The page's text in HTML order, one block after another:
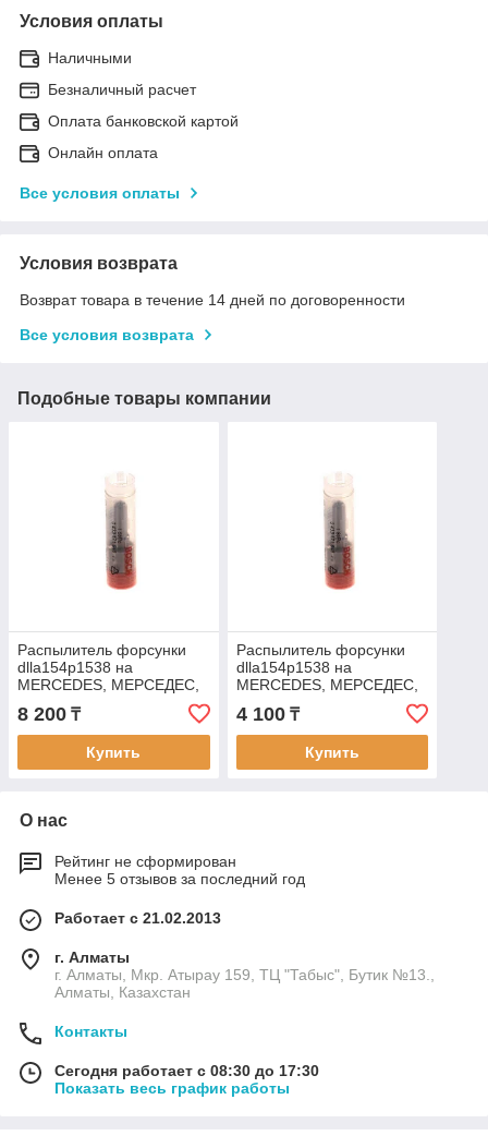
Условия оплаты
Наличными
Безналичный расчет
Оплата банковской картой
Онлайн оплата
Все условия оплаты
Условия возврата
Возврат товара в течение 14 дней по договоренности
Все условия возврата
Подобные товары компании
Распылитель форсунки
dlla154p1538 на
MERCEDES, МЕРСЕДЕС,
BOSCH 0 433 171 948
8 200 ₸
Купить
Распылитель форсунки
dlla154p1538 на
MERCEDES, МЕРСЕДЕС,
BOSCH 0 433 171 948-C
4 100₸
Купить
О нас
Рейтинг не сформирован
Менее 5 отзывов за последний год
Работает с 21.02.2013
г. Алматы
г. Алматы, Мкр. Атырау 159, ТЦ "Табыс", Бутик №13.,
Алматы, Казахстан
Контакты
Сегодня работает с 08:30 до 17:30
Показать весь график работы